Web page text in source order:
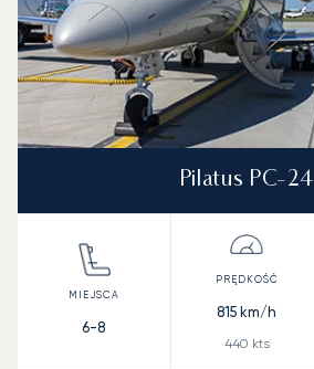
Pilatus PC-24
6-8
815 km/h
440 kts